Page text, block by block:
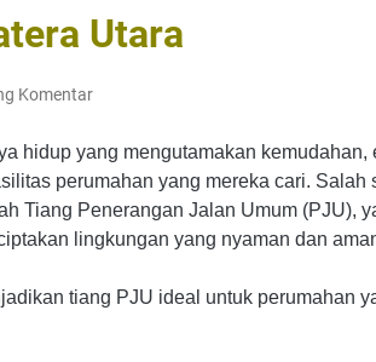
Utara
Komentar
hidup yang mengutamakan kemudahan,
perumahan yang mereka cari. Salah
Tiang Penerangan Jalan Umum (PJU),
lingkungan yang nyaman dan
tiang PJU ideal untuk perumahan